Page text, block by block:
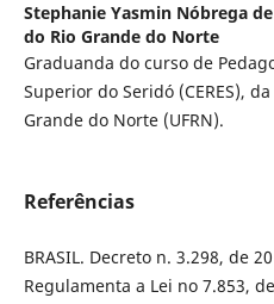
Stephanie Yasmin Nóbrega de
do Rio Grande do Norte
Graduanda do curso de
Superior do Seridó (CERES),
Grande do Norte (UFRN).
Referências
BRASIL. Decreto n. 3.298, de
Regulamenta a Lei no 7.853,